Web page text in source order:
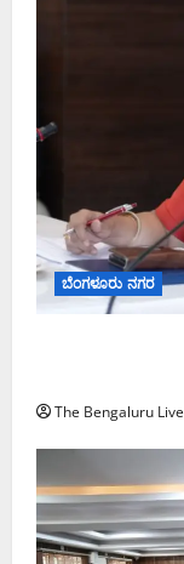
ಬೆಂಗಳೂರು ನಗರ
The Bengaluru Live